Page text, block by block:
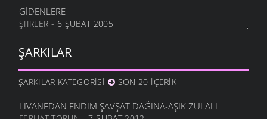
GİDENLERE
ŞIIRLER - 6 ŞUBAT 2005
ŞARKILAR
ŞARKILAR KATEGORISI SON 20 İÇERIK
LIVANEDAN ENDIM ŞAVŞAT DAĞINA-AŞIK ZÜLALI